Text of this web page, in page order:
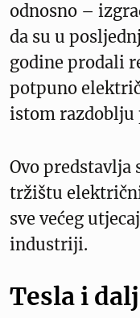
odnosno –
da su u
godine prodali
potpuno
istom razdoblju
Ovo
tržištu
sve većeg
industriji.
Tesla i